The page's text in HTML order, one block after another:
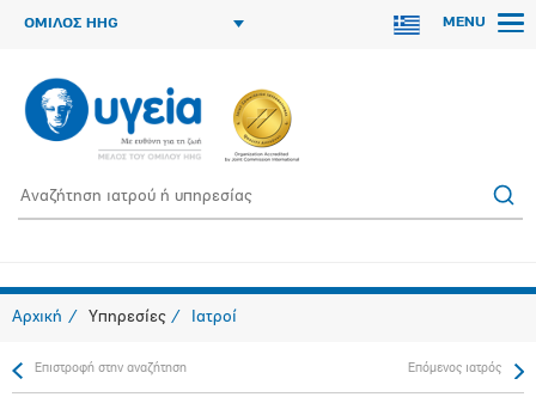
ΟΜΙΛΟΣ HHG MENU
Αρχική Υπηρεσίες Ιατροί
Επιστροφή στην αναζήτηση Επόμενος ιατρός